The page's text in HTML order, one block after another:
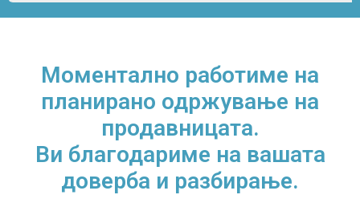
Моментално работиме на
планирано одржување на
продавницата.
Ви благодариме на вашата
доверба и разбирање.